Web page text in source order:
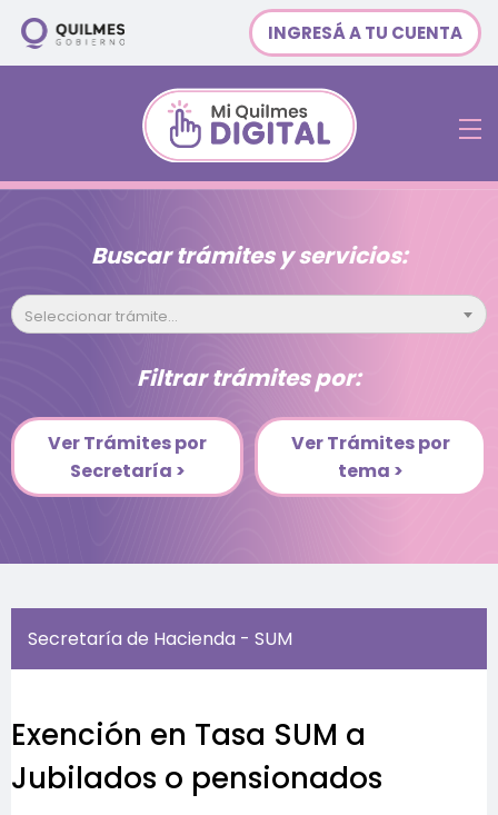
INGRESÁ A TU CUENTA
Buscar trámites y servicios:
Seleccionar trámite...
Filtrar trámites por:
Ver Trámites por
Secretaría >
Ver Trámites por
tema >
Secretaría de Hacienda - SUM
Exención en Tasa SUM a
Jubilados o pensionados